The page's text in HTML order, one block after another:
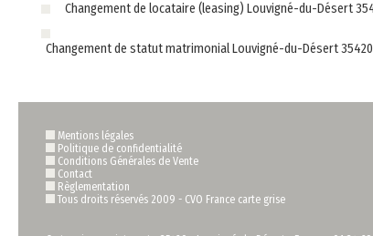
Changement de locataire (leasing) Louvigné-du-Désert
Changement de statut matrimonial Louvigné-du-Désert 35420
Mentions légales
Politique de confidentialité
Conditions Générales de Vente
Contact
Règlementation
Tous droits réservés 2009 - CVO France carte grise